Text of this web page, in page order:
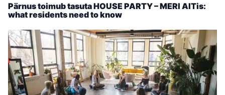
Pärnus toimub tasuta HOUSE PARTY – MERI AITis:
what residents need to know